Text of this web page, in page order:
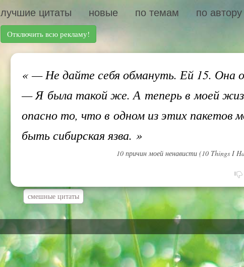
лучшие цитаты новые по темам по автору
Отключить всю рекламу!
«— Не дайте себя обмануть. Ей 15. Она
— Я была такой же. А теперь в моей
опасно то, что в одном из этих пакетов
быть сибирская язва. »
10 причин моей ненависти (10 Things I
смешные цитаты